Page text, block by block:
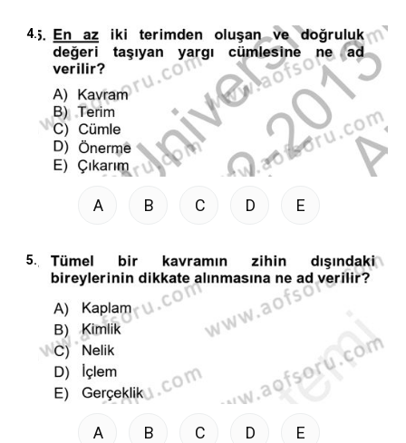
4.
A B C D E
5.
A B C D E